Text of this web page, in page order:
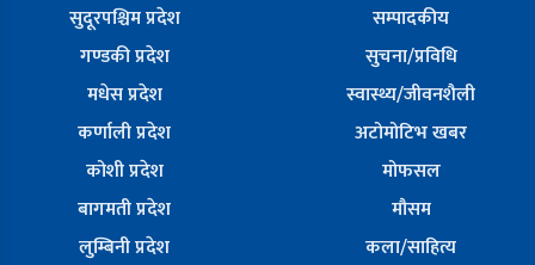
सुदूरपश्चिम प्रदेश
गण्डकी प्रदेश
मधेस प्रदेश
कर्णाली प्रदेश
कोशी प्रदेश
बागमती प्रदेश
लुम्बिनी प्रदेश
सम्पादकीय
सुचना/प्रविधि
स्वास्थ्य/जीवनशैली
अटोमोटिभ खबर
मोफसल
मौसम
कला/साहित्य